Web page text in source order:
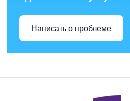
Написать о проблеме